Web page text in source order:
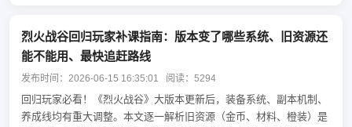
烈火战谷回归玩家补课指南：版本变了哪些系统、旧资源还
能不能用、最快追赶路线
发布时间：2026-06-15 16:35:01 阅读：5294
回归玩家必看！《烈火战谷》大版本更新后，装备系统、副本机制、
养成线均有重大调整。本文逐一解析旧资源（金币、材料、橙装）是